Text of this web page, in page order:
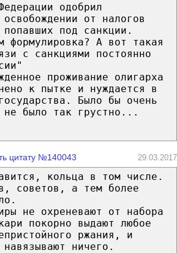
одобрил
от налогов
под санкции.
формулировка? А вот такая
с санкциями постоянно
проживание олигарха
к пытке и нуждается в
Было бы очень
не было так грустно...
цитату №140043 29.03.2017
кольца в том числе.
советов, а тем более
не охреневают от набора
покорно выдают любое
ржания, и
ничего.